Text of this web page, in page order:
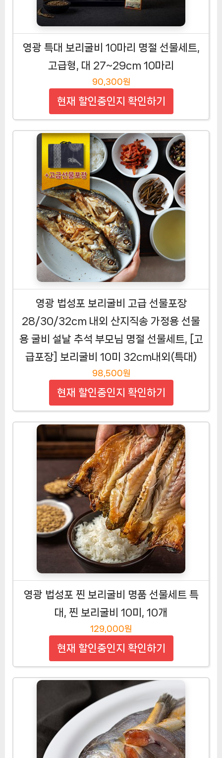
영광 특대 보리굴비 10마리 명절 선물세트,
고급형, 대 27~29cm 10마리
90,300원
현재 할인중인지 확인하기
영광 법성포 보리굴비 고급 선물포장
28/30/32cm 내외 산지직송 가정용 선물
용 굴비 설날 추석 부모님 명절 선물세트, [고
급포장] 보리굴비 10미 32cm내외(특대)
98,500원
현재 할인중인지 확인하기
영광 법성포 찐 보리굴비 명품 선물세트 특
대, 찐 보리굴비 10미, 10개
129,000원
현재 할인중인지 확인하기